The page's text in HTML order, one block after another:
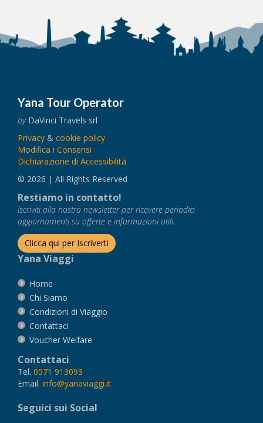
Yana Tour Operator
byDaVinci Travels srl
Privacy & cookie policy
Modifica i Consensi
Dichiarazione di Accessibilità
© 2026 | All Rights Reserved
Restiamo in contatto!
Iscriviti alla nostra newsletter per ricevere periodici
aggiornamenti su offerte e informazioni utili.
Clicca qui per Iscriverti
Yana Viaggi
Home
Chi Siamo
Condizioni di Viaggio
Contattaci
Voucher Welfare
Contattaci
Tel. 0571 913093
Email. info@yanaviaggi.it
Seguici sui Social